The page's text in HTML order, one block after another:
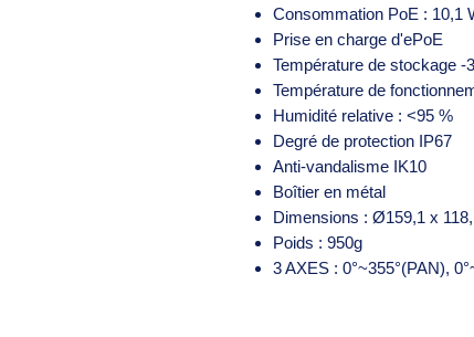
Consommation PoE : 10,1
Prise en charge d'ePoE
Température de stockage -
Température de
Humidité relative : <95 %
Degré de protection IP67
Anti-vandalisme IK10
Boîtier en métal
Dimensions : Ø159,1 x
Poids : 950g
3 AXES : 0°~355°(PAN),